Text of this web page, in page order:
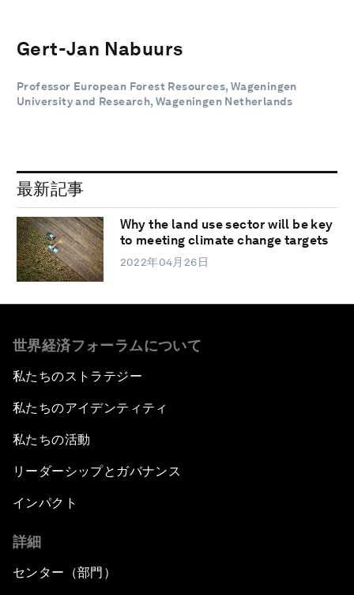
Gert-Jan Nabuurs
Professor European Forest Resources, Wageningen
University and Research, Wageningen Netherlands
最新記事
Why the land use sector will be key
to meeting climate change targets
2022年04月26日
世界経済フォーラムについて
私たちのストラテジー
私たちのアイデンティティ
私たちの活動
リーダーシップとガバナンス
インパクト
詳細
センター（部門）